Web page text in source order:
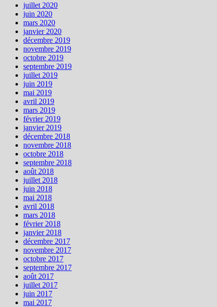
juillet 2020
juin 2020
mars 2020
janvier 2020
décembre 2019
novembre 2019
octobre 2019
septembre 2019
juillet 2019
juin 2019
mai 2019
avril 2019
mars 2019
février 2019
janvier 2019
décembre 2018
novembre 2018
octobre 2018
septembre 2018
août 2018
juillet 2018
juin 2018
mai 2018
avril 2018
mars 2018
février 2018
janvier 2018
décembre 2017
novembre 2017
octobre 2017
septembre 2017
août 2017
juillet 2017
juin 2017
mai 2017